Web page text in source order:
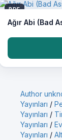
PDF
Ağır Abi (Bad
Author
Yayınları /
Yayınları /
Yayınları /
Yayınları /